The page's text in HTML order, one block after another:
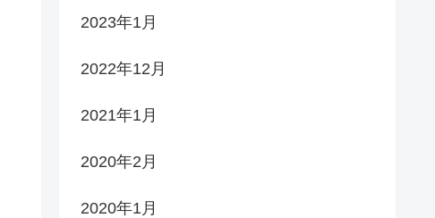
2023年1月
2022年12月
2021年1月
2020年2月
2020年1月